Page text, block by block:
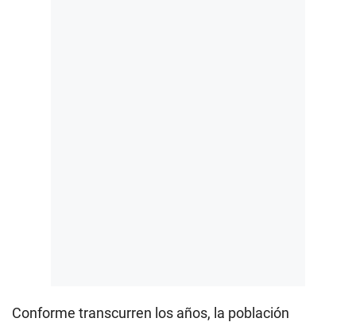
Conforme transcurren los años, la población